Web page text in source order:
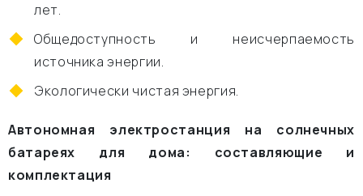
лет.
Общедоступность и неисчерпаемость
источника энергии.
Экологически чистая энергия.
Автономная электростанция на солнечных
батареях для дома: составляющие и
комплектация